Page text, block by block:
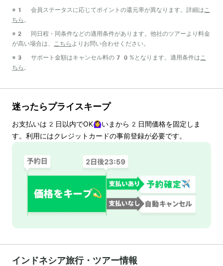
※1 会員ステータスに応じてポイントの還元率が異なります。詳細はこ
ちら 。
※2 同日程・同条件などの適用条件があります。他社のツアーより料金
が高い場合は、 こちら よりお問い合わせください。
※3 サポート金額はキャンセル料の70%となります。適用条件はこ
ちら 。
迷ったらプライスキープ
お支払いは 2 日以内でOK🙆‍♀️いまから 2 日間価格を固定しま
す。利用にはクレジットカードの事前登録が必要です。
インドネシア旅行・ツアー情報